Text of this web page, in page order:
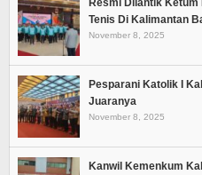
Tenis Di Kalimantan
November 8, 2025
Pesparani Katolik I
Juaranya
November 8, 2025
Kanwil Kemenkum